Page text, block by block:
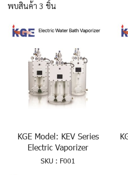
พบสินค้า 3 ชิ้น
KGE Model: KEV Series
Electric Vaporizer
SKU : F001